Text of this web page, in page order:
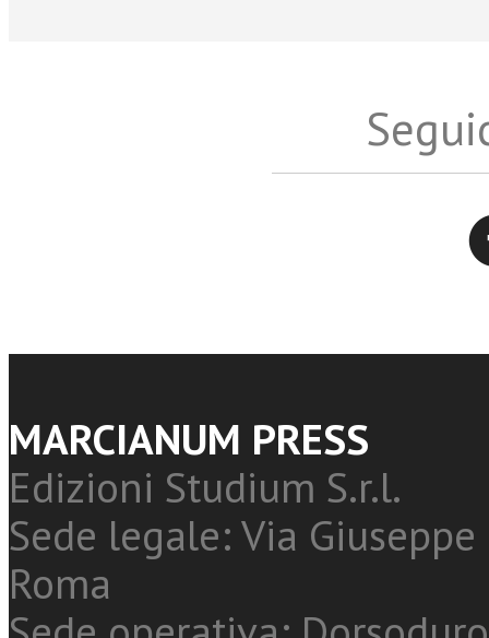
MARCIANUM PRESS
Edizioni Studium S.r.l.
Sede legale: Via
Roma